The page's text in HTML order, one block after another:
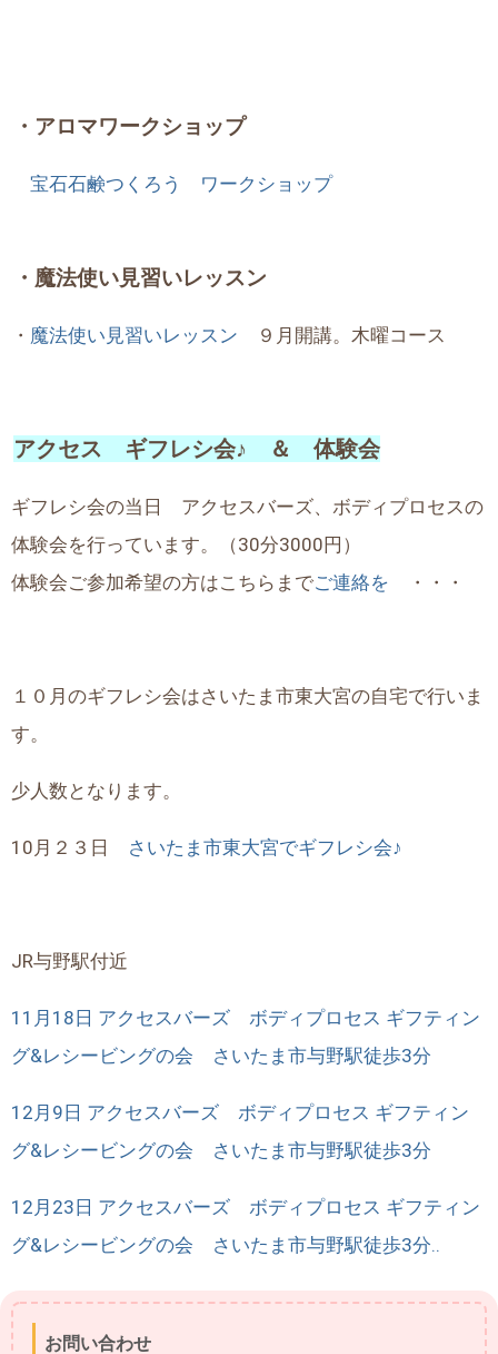
・アロマワークショップ
宝石石鹸つくろう ワークショップ
・魔法使い見習いレッスン
・ 魔法使い見習いレッスン ９月開講。木曜コース
アクセス ギフレシ会♪ ＆ 体験会
ギフレシ会の当日 アクセスバーズ、ボディプロセスの
体験会を行っています。（30分3000円）
体験会ご参加希望の方はこちらまでご連絡を ・・・
１０月のギフレシ会はさいたま市東大宮の自宅で行いま
す。
少人数となります。
10月２３日 さいたま市東大宮でギフレシ会♪
JR与野駅付近
11月18日 アクセスバーズ ボディプロセス ギフティン
グ&レシービングの会 さいたま市与野駅徒歩3分
12月9日 アクセスバーズ ボディプロセス ギフティン
グ&レシービングの会 さいたま市与野駅徒歩3分
12月23日 アクセスバーズ ボディプロセス ギフティン
グ&レシービングの会 さいたま市与野駅徒歩3分..
お問い合わせ